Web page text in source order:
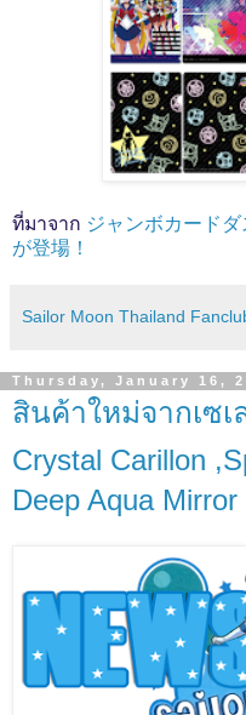
ที่มาจาก ジャンボカード
が登場！
Sailor Moon Thailand
Thursday, January 16,
สินค้าใหม่จากเซ
Crystal Carillon
Deep Aqua Mirror